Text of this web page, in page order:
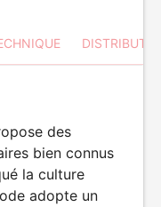
des
bien connus
la culture
adopte un